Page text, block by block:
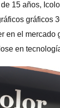
15 años,
gráficos
en el mercado
en